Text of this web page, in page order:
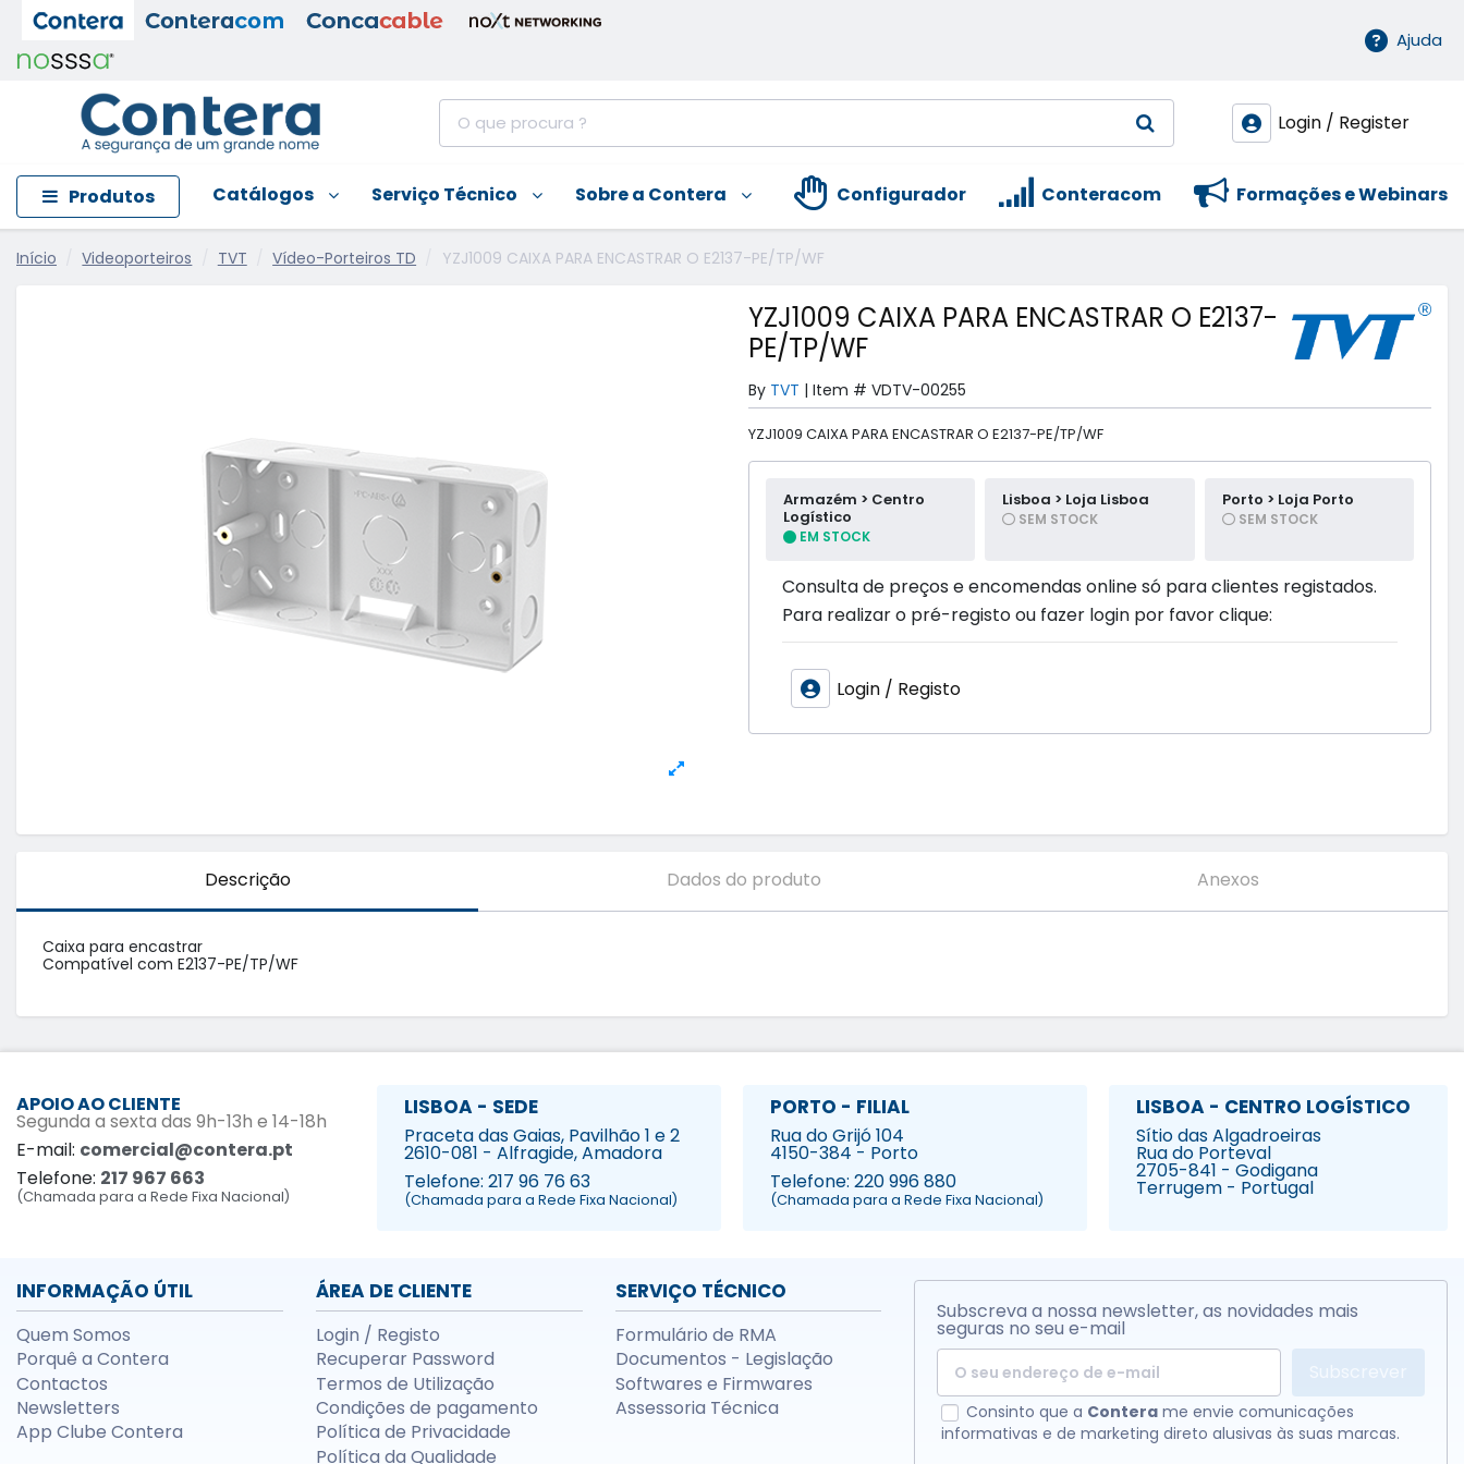
Ajuda
Login / Register
Produtos Catálogos Serviço Técnico Sobre a Contera Formações e Webinars
Conteracom
Configurador
Início Videoporteiros TVT Vídeo-Porteiros TD YZJ1009 CAIXA PARA ENCASTRAR O E2137-PE/TP/WF
YZJ1009 CAIXA PARA ENCASTRAR O E2137-
PE/TP/WF
By TVT | Item # VDTV-00255
YZJ1009 CAIXA PARA ENCASTRAR O E2137-PE/TP/WF
Armazém > Centro
Logístico
EM STOCK
Lisboa > Loja Lisboa
SEM STOCK
Porto > Loja Porto
SEM STOCK
Consulta de preços e encomendas online só para clientes registados.
Para realizar o pré-registo ou fazer login por favor clique:
Login / Registo
Descrição Dados do produto Anexos
Caixa para encastrar
Compatível com E2137-PE/TP/WF
APOIO AO CLIENTE
Segunda a sexta das 9h-13h e 14-18h
E-mail: comercial@contera.pt
Telefone: 217 967 663
(Chamada para a Rede Fixa Nacional)
LISBOA - SEDE
Praceta das Gaias, Pavilhão 1 e 2
2610-081 - Alfragide, Amadora
Telefone: 217 96 76 63
(Chamada para a Rede Fixa Nacional)
PORTO - FILIAL
Rua do Grijó 104
4150-384 - Porto
Telefone: 220 996 880
(Chamada para a Rede Fixa Nacional)
LISBOA - CENTRO LOGÍSTICO
Sítio das Algadroeiras
Rua do Porteval
2705-841 - Godigana
Terrugem - Portugal
INFORMAÇÃO ÚTIL
Quem Somos
Porquê a Contera
Contactos
Newsletters
App Clube Contera
ÁREA DE CLIENTE
Login / Registo
Recuperar Password
Termos de Utilização
Condições de pagamento
Política de Privacidade
Política da Qualidade
SERVIÇO TÉCNICO
Formulário de RMA
Documentos - Legislação
Softwares e Firmwares
Assessoria Técnica
Subscreva a nossa newsletter, as novidades mais
seguras no seu e-mail
Subscrever
Consinto que a Contera me envie comunicações
informativas e de marketing direto alusivas às suas marcas.